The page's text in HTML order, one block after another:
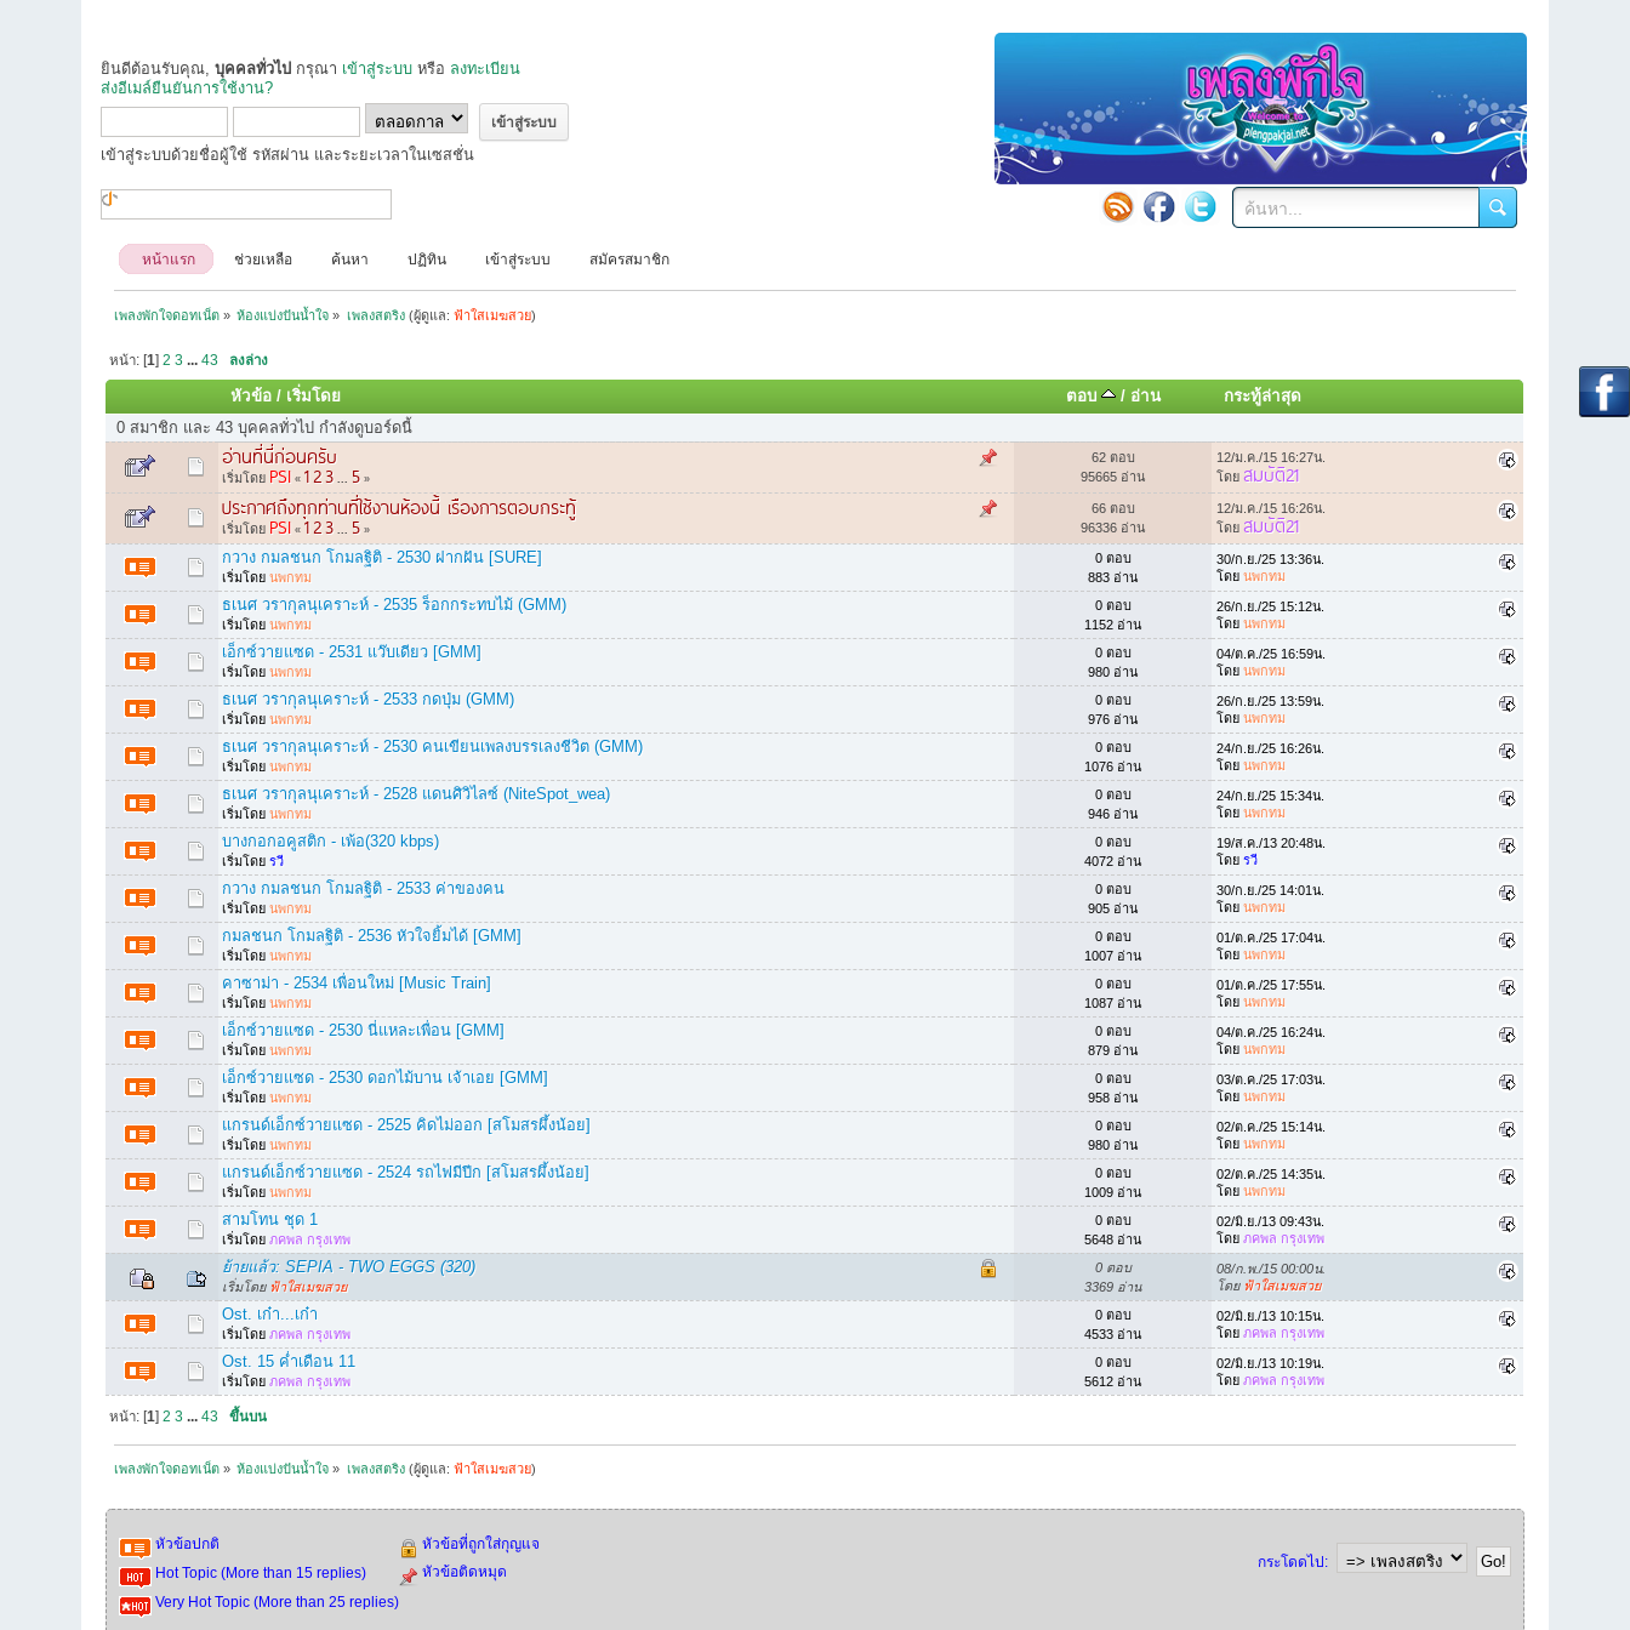
ยินดีต้อนรับคุณ,บุคคลทั่วไป กรุณา เข้าสู่ระบบ หรือ ลงทะเบียน
ส่งอีเมล์ยืนยันการใช้งาน?
เข้าสู่ระบบด้วยชื่อผู้ใช้ รหัสผ่าน และระยะเวลาในเซสชั่น
หน้าแรก ช่วยเหลือ ค้นหา ปฏิทิน เข้าสู่ระบบ สมัครสมาชิก
เพลงพักใจดอทเน็ต» ห้องแบ่งปันน้ำใจ » เพลงสตริง(ผู้ดูแล: ฟ้าใสเมฆสวย)
หน้า: [1] 2 3 ... 43 ลงล่าง
หัวข้อ/ เริ่มโดย ตอบ / อ่าน
กระทู้ล่าสุด
0 สมาชิก และ 43 บุคคลทั่วไป กำลังดูบอร์ดนี้
อ่านที่นี่ก่อนครับ
เริ่มโดย PSI « 123 ... 5 »
62 ตอบ
95665 อ่าน
12/ม.ค./15 16:27น.
โดยสมบัติ21
ประกาศถึงทุกท่านที่ใช้งานห้องนี้ เรืองการตอบกระทู้
เริ่มโดย PSI « 123 ... 5 »
66 ตอบ
96336 อ่าน
12/ม.ค./15 16:26น.
โดยสมบัติ21
กวาง กมลชนก โกมลฐิติ - 2530 ฝากฝัน [SURE]
เริ่มโดยนพกทม
0 ตอบ
883 อ่าน
30/ก.ย./25 13:36น.
โดยนพกทม
ธเนศ วรากุลนุเคราะห์ - 2535 ร็อกกระทบไม้ (GMM)
เริ่มโดยนพกทม
0 ตอบ
1152 อ่าน
26/ก.ย./25 15:12น.
โดยนพกทม
เอ็กซ์วายแซด - 2531 แว๊บเดียว [GMM]
เริ่มโดยนพกทม
0 ตอบ
980 อ่าน
04/ต.ค./25 16:59น.
โดยนพกทม
ธเนศ วรากุลนุเคราะห์ - 2533 กดปุ่ม (GMM)
เริ่มโดยนพกทม
0 ตอบ
976 อ่าน
26/ก.ย./25 13:59น.
โดยนพกทม
ธเนศ วรากุลนุเคราะห์ - 2530 คนเขียนเพลงบรรเลงชีวิต (GMM)
เริ่มโดยนพกทม
0 ตอบ
1076 อ่าน
24/ก.ย./25 16:26น.
โดยนพกทม
ธเนศ วรากุลนุเคราะห์ - 2528 แดนศิวิไลซ์ (NiteSpot_wea)
เริ่มโดยนพกทม
0 ตอบ
946 อ่าน
24/ก.ย./25 15:34น.
โดยนพกทม
บางกอกอคูสติก - เพ้อ(320 kbps)
เริ่มโดยรวี
0 ตอบ
4072 อ่าน
19/ส.ค./13 20:48น.
โดยรวี
กวาง กมลชนก โกมลฐิติ - 2533 ค่าของคน
เริ่มโดยนพกทม
0 ตอบ
905 อ่าน
30/ก.ย./25 14:01น.
โดยนพกทม
กมลชนก โกมลฐิติ - 2536 หัวใจยิ้มได้ [GMM]
เริ่มโดยนพกทม
0 ตอบ
1007 อ่าน
01/ต.ค./25 17:04น.
โดยนพกทม
คาซาม่า - 2534 เพื่อนใหม่ [Music Train]
เริ่มโดยนพกทม
0 ตอบ
1087 อ่าน
01/ต.ค./25 17:55น.
โดยนพกทม
เอ็กซ์วายแซด - 2530 นี่แหละเพื่อน [GMM]
เริ่มโดยนพกทม
0 ตอบ
879 อ่าน
04/ต.ค./25 16:24น.
โดยนพกทม
เอ็กซ์วายแซด - 2530 ดอกไม้บาน เจ้าเอย [GMM]
เริ่มโดยนพกทม
0 ตอบ
958 อ่าน
03/ต.ค./25 17:03น.
โดยนพกทม
แกรนด์เอ็กซ์วายแซด - 2525 คิดไม่ออก [สโมสรผึ้งน้อย]
เริ่มโดยนพกทม
0 ตอบ
980 อ่าน
02/ต.ค./25 15:14น.
โดยนพกทม
แกรนด์เอ็กซ์วายแซด - 2524 รถไฟมีปีก [สโมสรผึ้งน้อย]
เริ่มโดยนพกทม
0 ตอบ
1009 อ่าน
02/ต.ค./25 14:35น.
โดยนพกทม
สามโทน ชุด 1
เริ่มโดยภคพล กรุงเทพ
0 ตอบ
5648 อ่าน
02/มิ.ย./13 09:43น.
โดยภคพล กรุงเทพ
ย้ายแล้ว: SEPIA - TWO EGGS (320)
เริ่มโดย ฟ้าใสเมฆสวย
0 ตอบ
3369 อ่าน
08/ก.พ./15 00:00น.
โดย ฟ้าใสเมฆสวย
Ost. เก๋า...เก๋า
เริ่มโดยภคพล กรุงเทพ
0 ตอบ
4533 อ่าน
02/มิ.ย./13 10:15น.
โดยภคพล กรุงเทพ
Ost. 15 ค่ำเดือน 11
เริ่มโดยภคพล กรุงเทพ
0 ตอบ
5612 อ่าน
02/มิ.ย./13 10:19น.
โดยภคพล กรุงเทพ
หน้า: [ 1 2 3 ... 43 ขึ้นบน
เพลงพักใจดอทเน็ต» ห้องแบ่งปันน้ำใจ » เพลงสตริง(ผู้ดูแล: ฟ้าใสเมฆสวย)
กระโดดไป:
หัวข้อปกติ
Hot Topic (More than 15 replies)
Very Hot Topic (More than 25 replies)
หัวข้อที่ถูกใส่กุญแจ
หัวข้อติดหมุด